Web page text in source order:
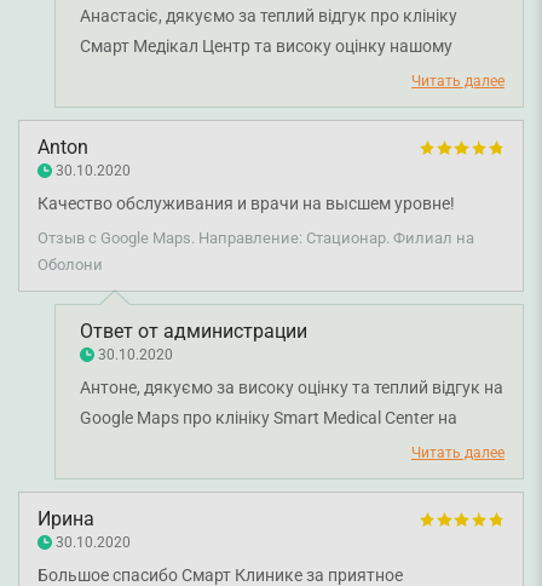
Анастасіє, дякуємо за теплий відгук про клініку
Смарт Медікал Центр та високу оцінку нашому
сервісу і лікарям. Дякуємо за довіру і щиро бажаємо
вам міцного здоров'я!
Читать далее
Anton
30.10.2020
Качество обслуживания и врачи на высшем уровне!
Отзыв с Google Maps. Направление: Стационар. Филиал на
Оболони
Ответ от администрации
30.10.2020
Антоне, дякуємо за високу оцінку та теплий відгук на
Google Maps про клініку Smart Medical Center на
Оболоні. Нам дуже приємно, що ви залишилися
задоволені сервісом та професійністю наших лікарів.
Дякуємо за довіру і щиро бажаємо вам міцного
здоров’я!
Читать далее
Ирина
30.10.2020
Большое спасибо Смарт Клинике за приятное